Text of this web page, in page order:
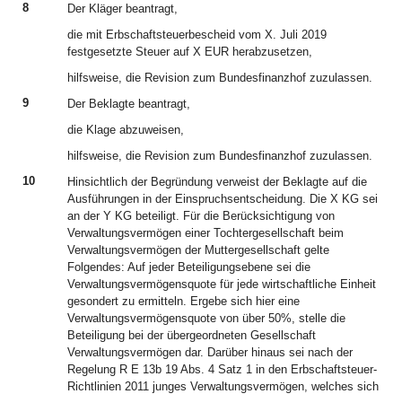
8
Der Kläger beantragt,
die mit Erbschaftsteuerbescheid vom X. Juli 2019
festgesetzte Steuer auf X EUR herabzusetzen,
hilfsweise, die Revision zum Bundesfinanzhof zuzulassen.
9
Der Beklagte beantragt,
die Klage abzuweisen,
hilfsweise, die Revision zum Bundesfinanzhof zuzulassen.
10
Hinsichtlich der Begründung verweist der Beklagte auf die
Ausführungen in der Einspruchsentscheidung. Die X KG sei
an der Y KG beteiligt. Für die Berücksichtigung von
Verwaltungsvermögen einer Tochtergesellschaft beim
Verwaltungsvermögen der Muttergesellschaft gelte
Folgendes: Auf jeder Beteiligungsebene sei die
Verwaltungsvermögensquote für jede wirtschaftliche Einheit
gesondert zu ermitteln. Ergebe sich hier eine
Verwaltungsvermögensquote von über 50%, stelle die
Beteiligung bei der übergeordneten Gesellschaft
Verwaltungsvermögen dar. Darüber hinaus sei nach der
Regelung R E 13b 19 Abs. 4 Satz 1 in den Erbschaftsteuer-
Richtlinien 2011 junges Verwaltungsvermögen, welches sich